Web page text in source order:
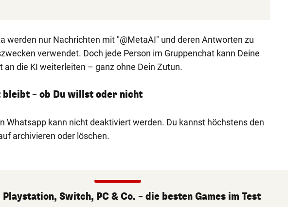
werden nur Nachrichten mit "@MetaAI" und deren Antworten zu
verwendet. Doch jede Person im Gruppenchat kann Deine
an die KI weiterleiten – ganz ohne Dein Zutun.
bleibt – ob Du willst oder nicht
Whatsapp kann nicht deaktiviert werden. Du kannst höchstens den
archivieren oder löschen.
Playstation, Switch, PC & Co. – die besten Games im Test